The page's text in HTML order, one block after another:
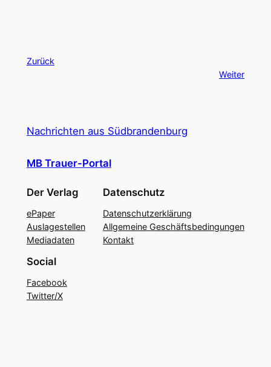
Zurück
Weiter
Nachrichten aus Südbrandenburg
MB Trauer-Portal
Der Verlag
ePaper
Auslagestellen
Mediadaten
Datenschutz
Datenschutzerklärung
Allgemeine Geschäftsbedingungen
Kontakt
Social
Facebook
Twitter/X